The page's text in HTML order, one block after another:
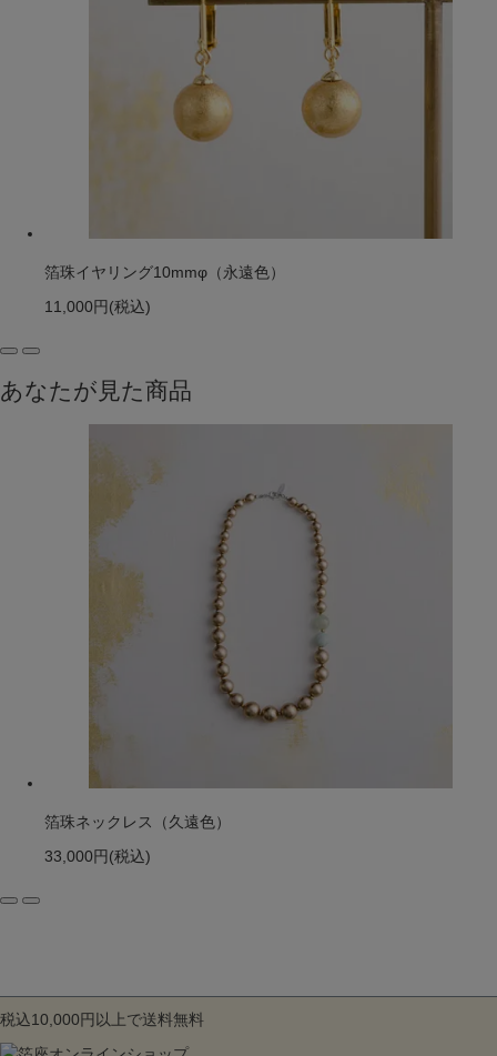
箔珠イヤリング10mmφ（永遠色）
11,000円 (税込)
あなたが見た商品
箔珠ネックレス（久遠色）
33,000円 (税込)
税込10,000円以上で送料無料